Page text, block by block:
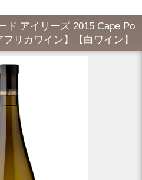
ド アイリーズ 2015 Cape Po
リカワイン】【白ワイン】